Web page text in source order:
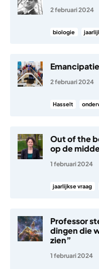
2 februari 2024
biologie
2 februari 2024
Hasselt
Out of the
op de
1 februari 2024
jaarlijkse vraag
Professor
dingen die
zien”
1 februari 2024